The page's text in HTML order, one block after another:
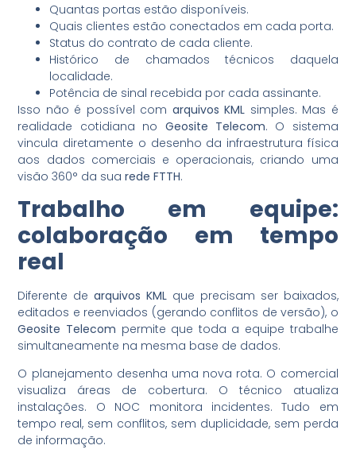
Quantas portas estão disponíveis.
Quais clientes estão conectados em cada porta.
Status do contrato de cada cliente.
Histórico de chamados técnicos daquela
localidade.
Potência de sinal recebida por cada assinante.
Isso não é possível com arquivos KML simples. Mas é
realidade cotidiana no Geosite Telecom. O sistema
vincula diretamente o desenho da infraestrutura física
aos dados comerciais e operacionais, criando uma
visão 360° da suarede FTTH.
Trabalho em equipe:
colaboração em tempo
real
Diferente dearquivos KML que precisam ser baixados,
editados e reenviados (gerando conflitos de versão), o
Geosite Telecom permite que toda a equipe trabalhe
simultaneamente na mesma base de dados.
O planejamento desenha uma nova rota. O comercial
visualiza áreas de cobertura. O técnico atualiza
instalações. O NOC monitora incidentes. Tudo em
tempo real, sem conflitos, sem duplicidade, sem perda
de informação.